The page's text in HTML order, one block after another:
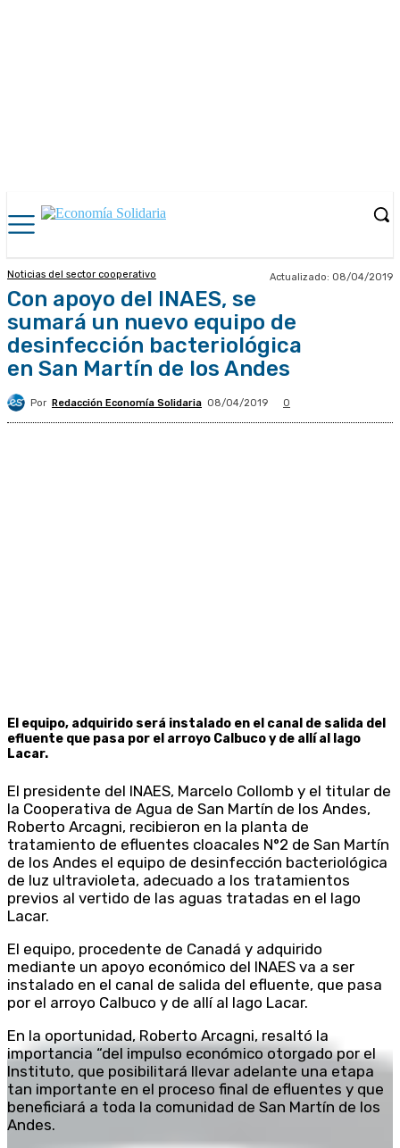
Noticias del sector cooperativo Actualizado: 08/04/2019
Con apoyo del INAES, se
sumará un nuevo equipo de
desinfección bacteriológica
en San Martín de los Andes
Por Redacción Economía Solidaria 08/04/2019 0
El equipo, adquirido será instalado en el canal de salida del
efluente que pasa por el arroyo Calbuco y de allí al lago
Lacar.
El presidente del INAES, Marcelo Collomb y el titular de
la Cooperativa de Agua de San Martín de los Andes,
Roberto Arcagni, recibieron en la planta de
tratamiento de efluentes cloacales N°2 de San Martín
de los Andes el equipo de desinfección bacteriológica
de luz ultravioleta, adecuado a los tratamientos
previos al vertido de las aguas tratadas en el lago
Lacar.
El equipo, procedente de Canadá y adquirido
mediante un apoyo económico del INAES va a ser
instalado en el canal de salida del efluente, que pasa
por el arroyo Calbuco y de allí al lago Lacar.
En la oportunidad, Roberto Arcagni, resaltó la
importancia “del impulso económico otorgado por el
Instituto, que posibilitará llevar adelante una etapa
tan importante en el proceso final de efluentes y que
beneficiará a toda la comunidad de San Martín de los
Andes.